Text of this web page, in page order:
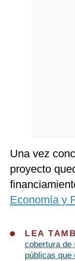
Una vez
proyecto
Economía y
LEA
cobertura de
públicas que